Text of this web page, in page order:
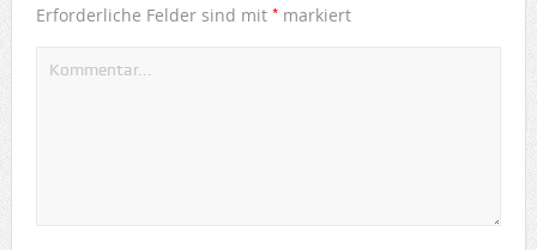
Erforderliche Felder sind mit *markiert